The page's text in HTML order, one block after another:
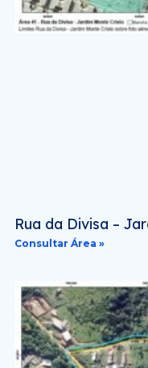
Rua da Divisa –
Consultar Área »